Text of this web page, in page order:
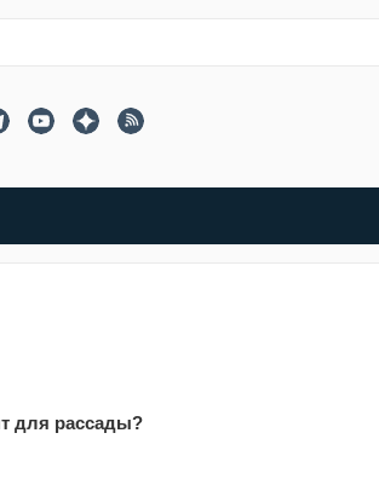
для рассады?